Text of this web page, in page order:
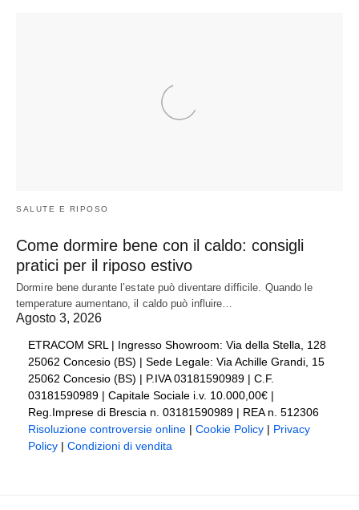
SALUTE E RIPOSO
Come dormire bene con il caldo: consigli
pratici per il riposo estivo
Dormire bene durante l’estate può diventare difficile. Quando le
temperature aumentano, il caldo può influire…
Agosto 3, 2026
ETRACOM SRL | Ingresso Showroom: Via della Stella, 128
25062 Concesio (BS) | Sede Legale: Via Achille Grandi, 15
25062 Concesio (BS) | P.IVA 03181590989 | C.F.
03181590989 | Capitale Sociale i.v. 10.000,00€ |
Reg.Imprese di Brescia n. 03181590989 | REA n. 512306
Risoluzione controversie online | Cookie Policy | Privacy
Policy | Condizioni di vendita